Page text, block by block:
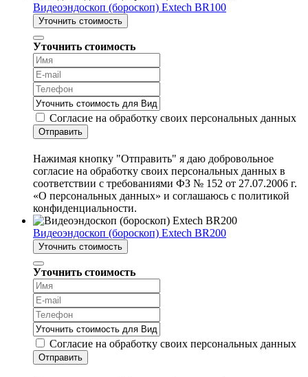
Видеоэндоскоп (бороскоп) Extech BR100
Уточнить стоимость
Уточнить стоимость
Согласие на обработку своих персональных данных
Отправить
Нажимая кнопку "Отправить" я даю добровольное
согласие на обработку своих персональных данных в
соответствии с требованиями ФЗ № 152 от 27.07.2006 г.
«О персональных данных» и соглашаюсь с политикой
конфиденциальности.
Видеоэндоскоп (бороскоп) Extech BR200
Уточнить стоимость
Уточнить стоимость
Согласие на обработку своих персональных данных
Отправить